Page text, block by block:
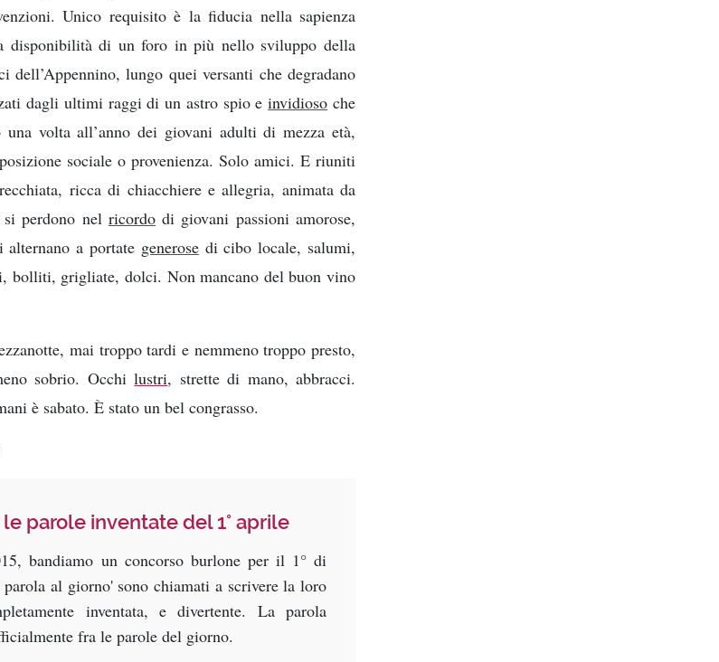
Unico requisito è la fiducia nella sapienza
disponibilità di un foro in più nello sviluppo della
dell’Appennino, lungo quei versanti che degradano
dagli ultimi raggi di un astro spio einvidioso che
volta all’anno dei giovani adulti di mezza età,
sociale o provenienza. Solo amici. E riuniti
ricca di chiacchiere e allegria, animata da
perdono nel ricordo di giovani passioni amorose,
a portate generosedi cibo locale, salumi,
bolliti, grigliate, dolci. Non mancano del buon vino
mai troppo tardi e nemmeno troppo presto,
sobrio. Occhilustri, strette di mano, abbracci.
è sabato. È stato un bel congrasso.
parole inventate del 1° aprile
bandiamo un concorso burlone per il 1° di
al giorno' sono chiamati a scrivere la loro
inventata, e divertente. La parola
fra le parole del giorno.